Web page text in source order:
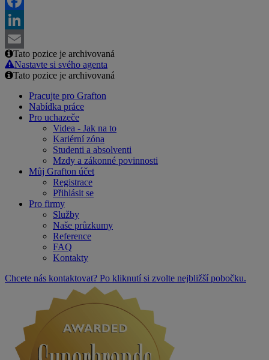
Facebook
LinkedIn
Email
Tato pozice je archivovaná
Nastavte si svého agenta
Tato pozice je archivovaná
Pracujte pro Grafton
Nabídka práce
Pro uchazeče
Videa - Jak na to
Kariérní zóna
Studenti a absolventi
Mzdy a zákonné povinnosti
Můj Grafton účet
Registrace
Přihlásit se
Pro firmy
Služby
Naše průzkumy
Reference
FAQ
Kontakty
Chcete nás kontaktovat? Po kliknutí si zvolte nejbližší pobočku.